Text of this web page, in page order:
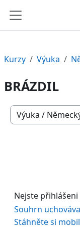
Boční panel
Kurzy Výuka
BRÁZDIL
Kategorie kurzů
Nejste přihlášeni
Souhrn
Stáhněte si